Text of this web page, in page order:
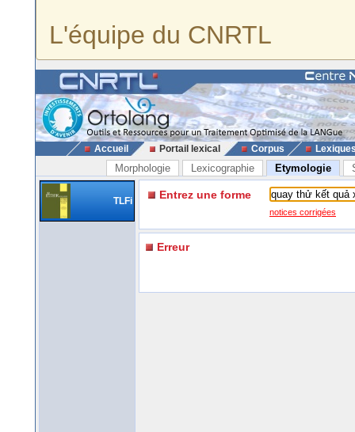
L'équipe du CNRTL
Accueil Portail lexical Corpus
Morphologie Lexicographie Etymologie
TLFi Entrez une forme
notices corrigées
Erreur